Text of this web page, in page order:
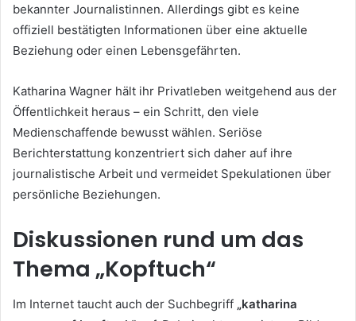
bekannter Journalistinnen. Allerdings gibt es keine
offiziell bestätigten Informationen über eine aktuelle
Beziehung oder einen Lebensgefährten.
Katharina Wagner hält ihr Privatleben weitgehend aus der
Öffentlichkeit heraus – ein Schritt, den viele
Medienschaffende bewusst wählen. Seriöse
Berichterstattung konzentriert sich daher auf ihre
journalistische Arbeit und vermeidet Spekulationen über
persönliche Beziehungen.
Diskussionen rund um das
Thema „Kopftuch“
Im Internet taucht auch der Suchbegriff „katharina